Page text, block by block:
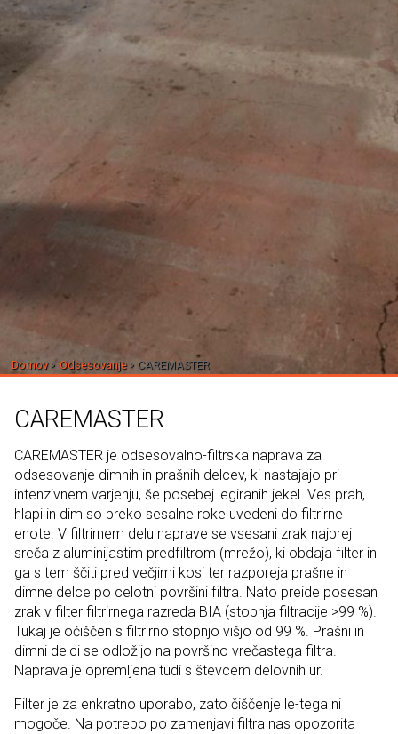
Domov Odsesovanje CAREMASTER
CAREMASTER
CAREMASTER je odsesovalno-filtrska naprava za
odsesovanje dimnih in prašnih delcev, ki nastajajo pri
intenzivnem varjenju, še posebej legiranih jekel. Ves prah,
hlapi in dim so preko sesalne roke uvedeni do filtrirne
enote. V filtrirnem delu naprave se vsesani zrak najprej
sreča z aluminijastim predfiltrom (mrežo), ki obdaja filter in
ga s tem ščiti pred večjimi kosi ter razporeja prašne in
dimne delce po celotni površini filtra. Nato preide posesan
zrak v filter filtrirnega razreda BIA (stopnja filtracije >99 %).
Tukaj je očiščen s filtrirno stopnjo višjo od 99 %. Prašni in
dimni delci se odložijo na površino vrečastega filtra.
Naprava je opremljena tudi s števcem delovnih ur.
Filter je za enkratno uporabo, zato čiščenje le-tega ni
mogoče. Na potrebo po zamenjavi filtra nas opozorita